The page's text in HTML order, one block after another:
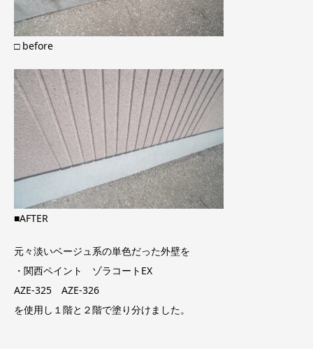
□ before
■AFTER
元々淡いベージュ系の単色だった外壁を
・関西ペイント ゾラコートEX
AZE-325 AZE-326
を使用し１階と２階で塗り分けました。